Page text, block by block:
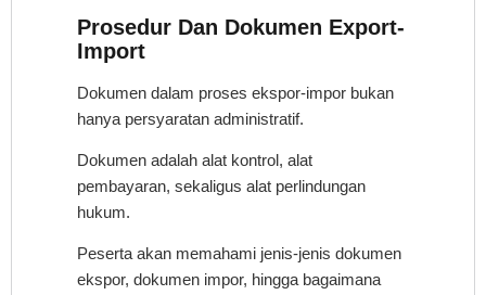
Prosedur Dan Dokumen Export-
Import
Dokumen dalam proses ekspor-impor bukan
hanya persyaratan administratif.
Dokumen adalah alat kontrol, alat
pembayaran, sekaligus alat perlindungan
hukum.
Peserta akan memahami jenis-jenis dokumen
ekspor, dokumen impor, hingga bagaimana